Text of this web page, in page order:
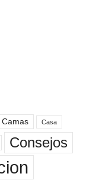
Camas Casa
Consejos